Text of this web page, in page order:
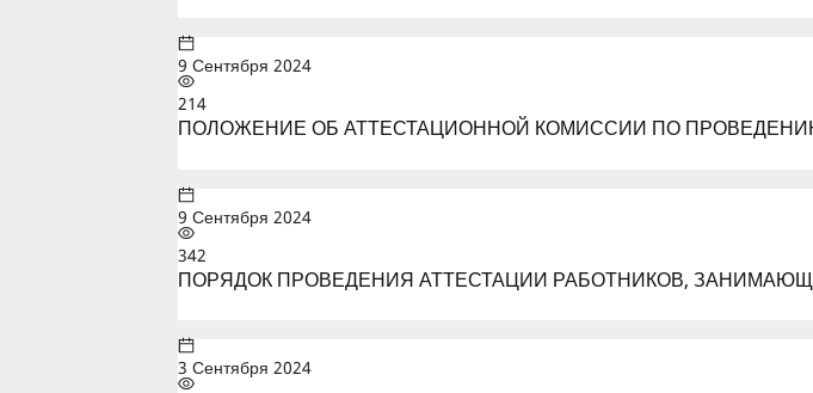
9 Сентября 2024
214
ПОЛОЖЕНИЕ ОБ АТТЕСТАЦИОННОЙ КОМИССИИ ПО
9 Сентября 2024
342
ПОРЯДОК ПРОВЕДЕНИЯ АТТЕСТАЦИИ РАБОТНИКОВ,
3 Сентября 2024